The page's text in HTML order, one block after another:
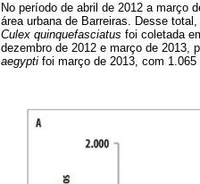
No período de abril de 2012 a março
área urbana de Barreiras. Desse
Culex quinquefasciatus foi coletada
dezembro de 2012 e março de 2013,
aegypti foi março de 2013, com